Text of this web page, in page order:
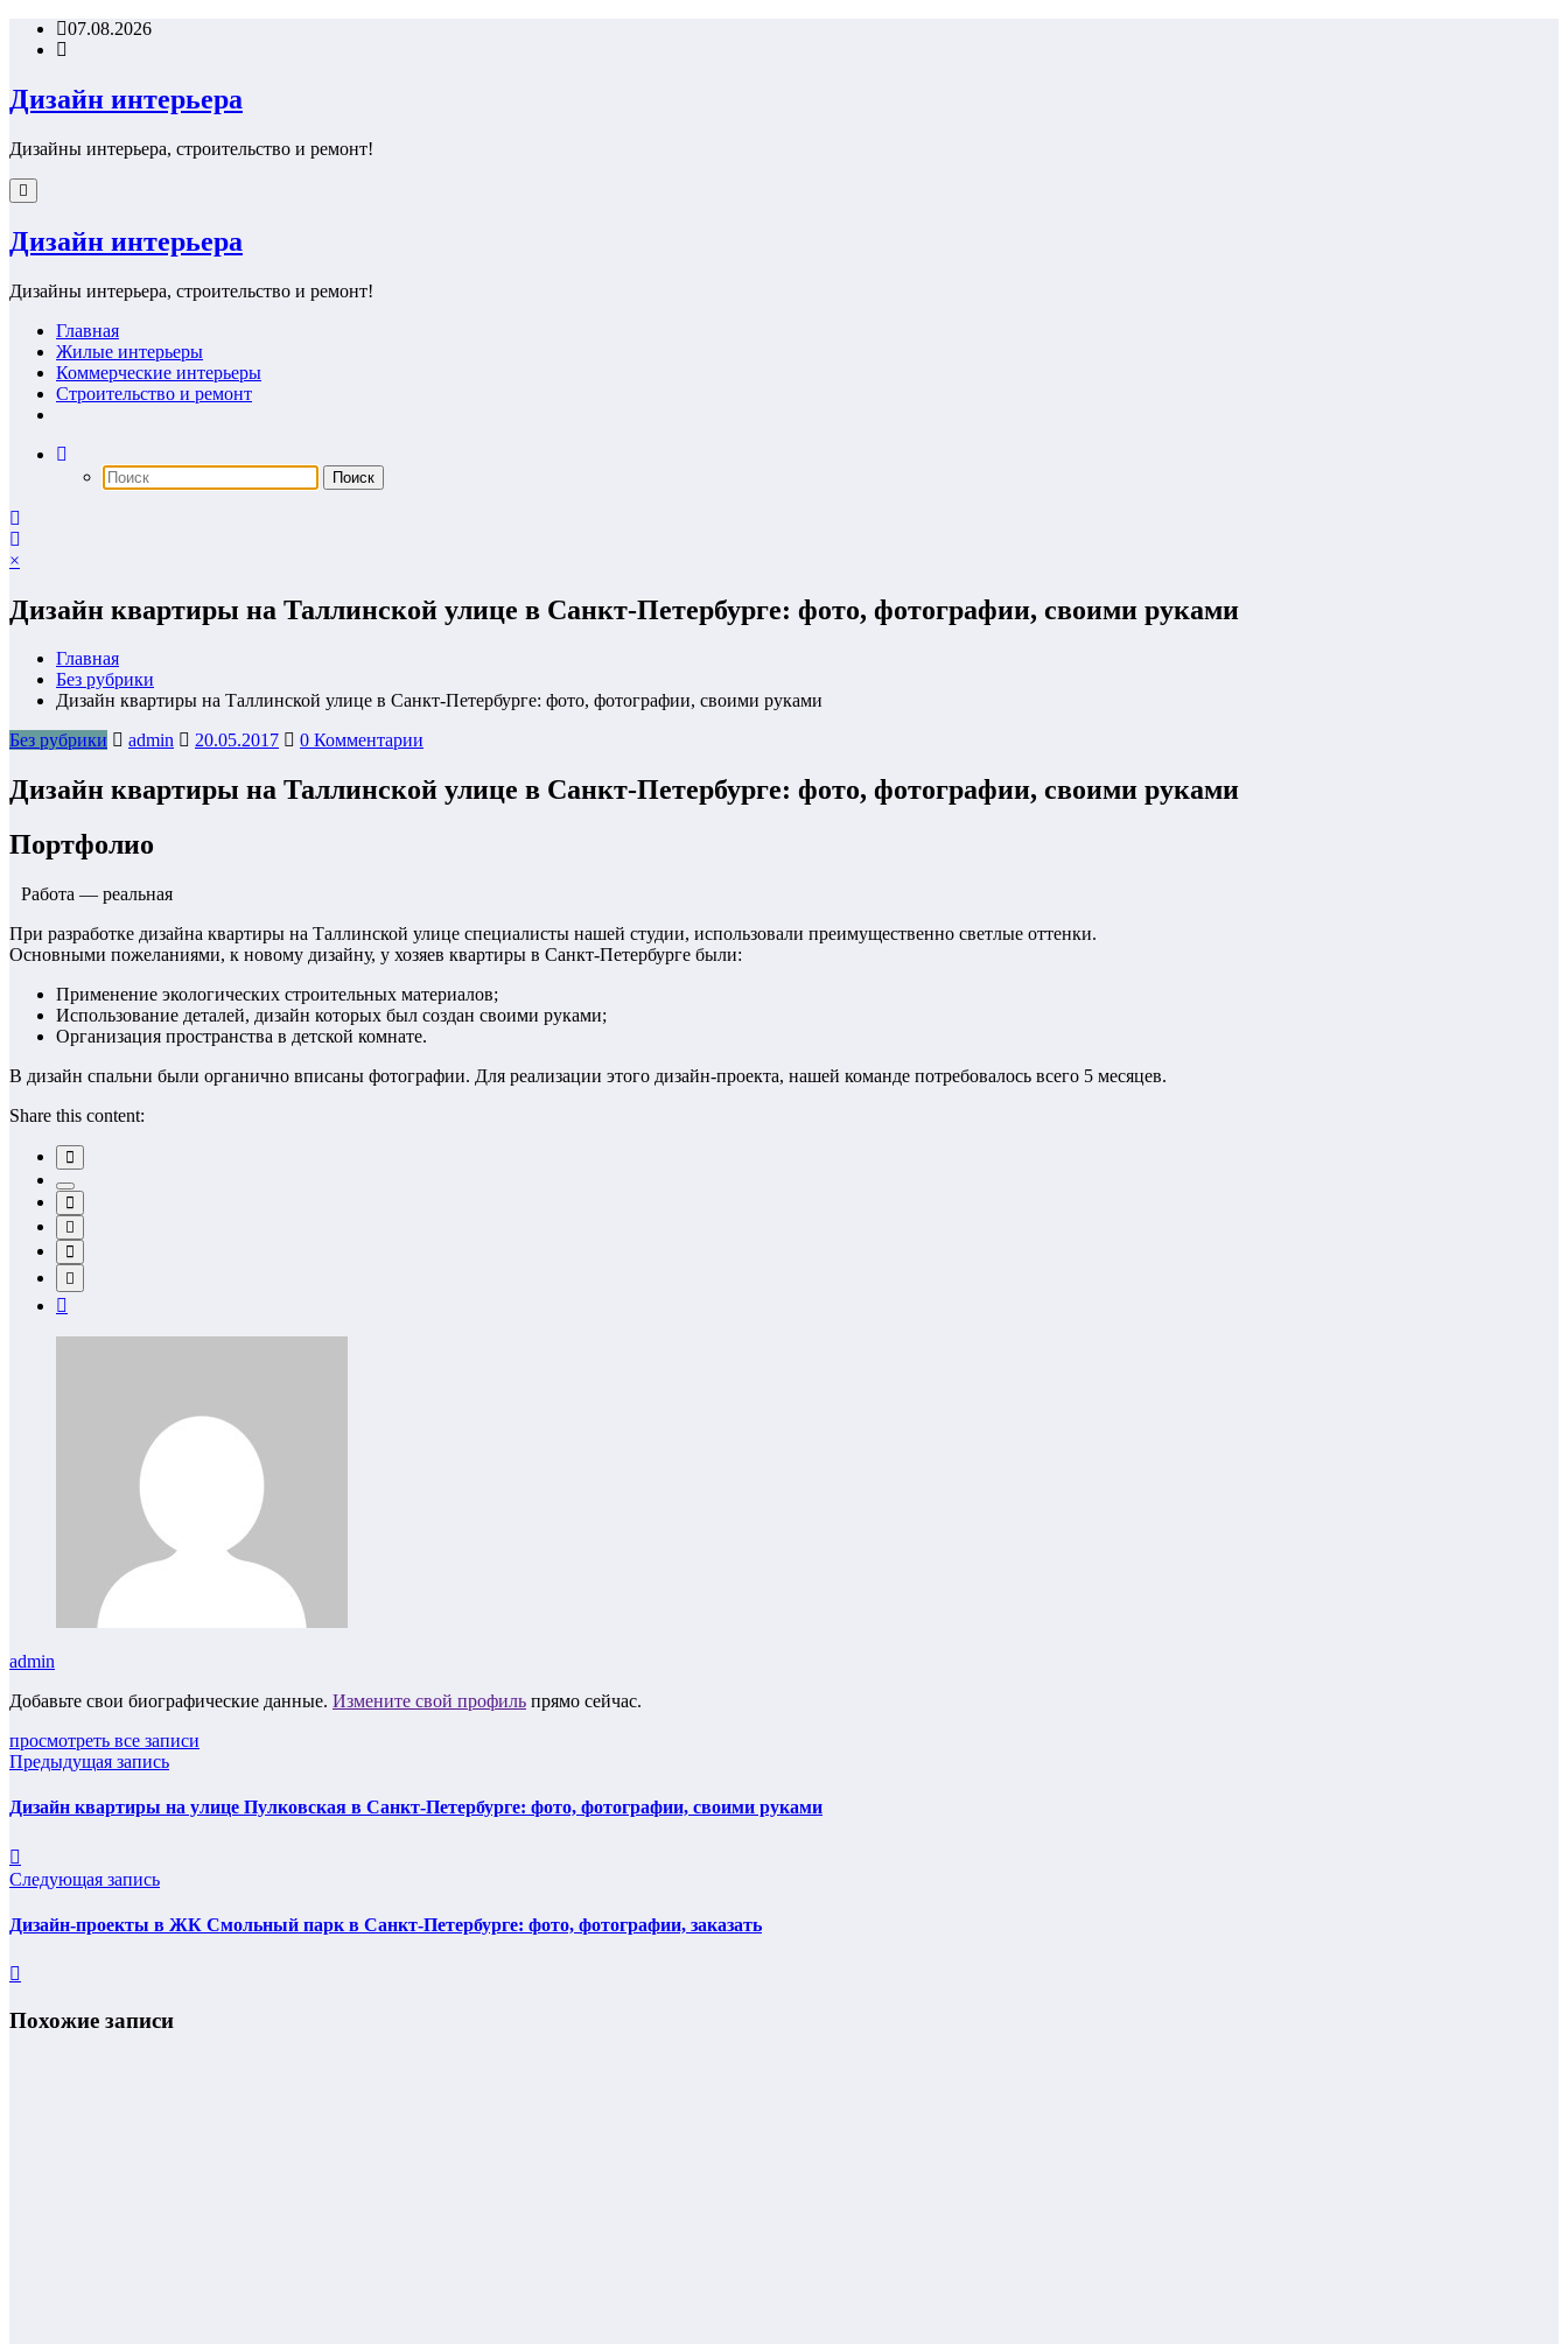
Перейти07.08.2026
Дизайн интерьера
Дизайны интерьера, строительство и ремонт!
Дизайн интерьера
Дизайны интерьера, строительство и ремонт!
Главная
Жилые интерьеры
Коммерческие интерьеры
Строительство и ремонт
×
Дизайн квартиры на Таллинской улице в Санкт-Петербурге: фото, фотографии, своими руками
Главная
Без рубрики
Дизайн квартиры на Таллинской улице в Санкт-Петербурге: фото, фотографии, своими руками
Без рубрики
admin 20.05.2017 0 Комментарии
Дизайн квартиры на Таллинской улице в Санкт-Петербурге: фото, фотографии, своими руками
Портфолио
Работа — реальная
При разработке дизайна квартиры на Таллинской улице специалисты нашей студии, использовали преимущественно светлые оттенки.
Основными пожеланиями, к новому дизайну, у хозяев квартиры в Санкт-Петербурге были:
Применение экологических строительных материалов;
Использование деталей, дизайн которых был создан своими руками;
Организация пространства в детской комнате.
В дизайн спальни были органично вписаны фотографии. Для реализации этого дизайн-проекта, нашей команде потребовалось всего 5 месяцев.
Share this content:
admin
Добавьте свои биографические данные. Измените свой профиль прямо сейчас.
просмотреть все записи
Предыдущая запись
Дизайн квартиры на улице Пулковская в Санкт-Петербурге: фото, фотографии, своими руками
Следующая запись
Дизайн-проекты в ЖК Смольный парк в Санкт-Петербурге: фото, фотографии, заказать
Похожие записи